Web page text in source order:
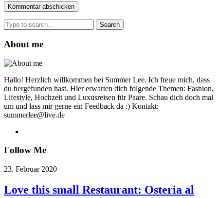
Search
for:
About me
Hallo! Herzlich willkommen bei Summer Lee. Ich freue mich, dass
du hergefunden hast. Hier erwarten dich folgende Themen: Fashion,
Lifestyle, Hochzeit und Luxusreisen für Paare. Schau dich doch mal
um und lass mir gerne ein Feedback da :) Kontakt:
summerlee@live.de
Follow Me
23. Februar 2020
Love this small Restaurant: Osteria al